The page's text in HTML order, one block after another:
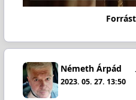
Németh Árpád
2023. 05. 27. 13:50